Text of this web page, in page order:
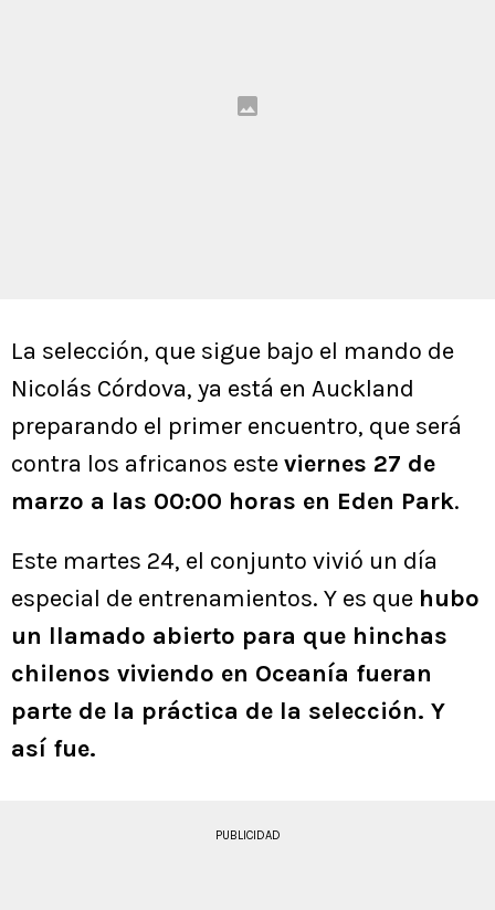
La selección, que sigue bajo el mando de
Nicolás Córdova, ya está en Auckland
preparando el primer encuentro, que será
contra los africanos esteviernes 27 de
marzo a las 00:00 horas en Eden Park.
Este martes 24, el conjunto vivió un día
especial de entrenamientos. Y es que hubo
un llamado abierto para que hinchas
chilenos viviendo en Oceanía fueran
parte de la práctica de la selección. Y
así fue.
PUBLICIDAD